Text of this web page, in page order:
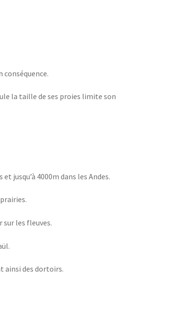
la taille de ses proies limite son
jusqu’à 4000m dans les Andes.
les fleuves.
ainsi des dortoirs.